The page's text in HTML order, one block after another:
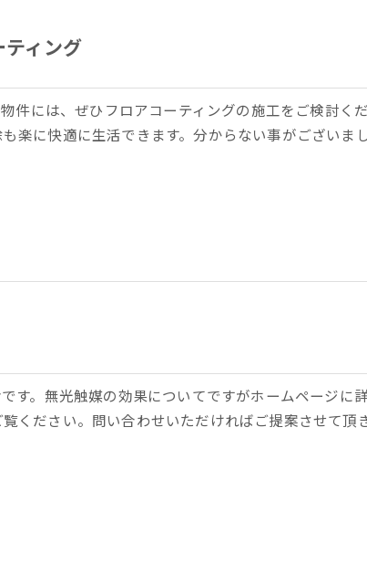
ィング
件には、ぜひフロアコーティングの施工をご検討く
楽に快適に生活できます。分からない事がございま
す。無光触媒の効果についてですがホームページに
ください。問い合わせいただければご提案させて